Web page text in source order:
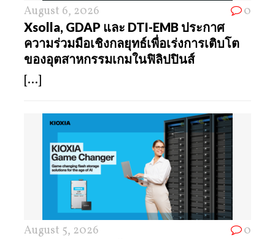
August 6, 2026 0
Xsolla, GDAP และ DTI-EMB ประกาศ
ความร่วมมือเชิงกลยุทธ์เพื่อเร่งการเติบโต
ของอุตสาหกรรมเกมในฟิลิปปินส์
[...]
August 5, 2026 0